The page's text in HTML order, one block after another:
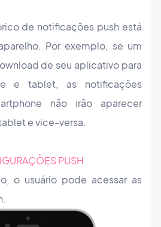
de notificações push está
Por exemplo, se um
de seu aplicativo para
e tablet, as notificações
não irão aparecer
e vice-versa.
PUSH
o usuário pode acessar as